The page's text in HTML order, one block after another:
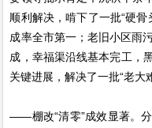
顺利解决，啃下了一批“硬
成率全市第一；老旧小区雨
成，幸福渠沿线基本完工，
关键进展，解决了一批“老大
——棚改“清零”成效显著。